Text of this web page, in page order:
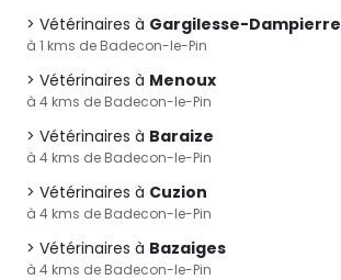
Vétérinaires à Gargilesse-Dampierre
à 1 kms de Badecon-le-Pin
Vétérinaires à Menoux
à 4 kms de Badecon-le-Pin
Vétérinaires à Baraize
à 4 kms de Badecon-le-Pin
Vétérinaires à Cuzion
à 4 kms de Badecon-le-Pin
Vétérinaires à Bazaiges
à 4 kms de Badecon-le-Pin